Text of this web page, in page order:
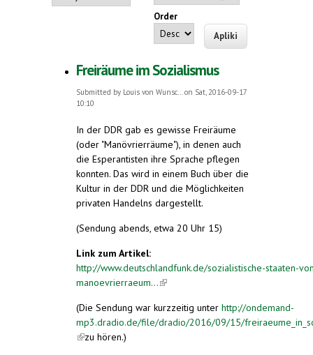
Order
Freiräume im Sozialismus
Submitted by Louis von Wunsc...on Sat, 2016-09-17
10:10
In der DDR gab es gewisse Freiräume
(oder "Manövrierräume"), in denen auch
die Esperantisten ihre Sprache pflegen
konnten. Das wird in einem Buch über die
Kultur in der DDR und die Möglichkeiten
privaten Handelns dargestellt.
(Sendung abends, etwa 20 Uhr 15)
Link zum Artikel:
http://www.deutschlandfunk.de/sozialistische-staaten-
manoevrierraeum...(link is external)
(Die Sendung war kurzzeitig unter http://ondemand-
mp3.dradio.de/file/dradio/2016/09/15/
(link is external)
zu hören.)